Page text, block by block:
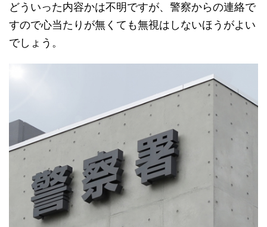
どういった内容かは不明ですが、警察からの連絡で
すので心当たりが無くても無視はしないほうがよい
でしょう。